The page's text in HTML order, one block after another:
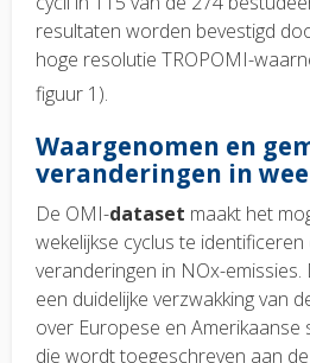
resultaten worden bevestigd
hoge resolutie TROPOMI-
figuur 1).
Waargenomen en
veranderingen in
De OMI-dataset maakt het
wekelijkse cyclus te
veranderingen in NOx-emissies.
een duidelijke verzwakking van
over Europese en Amerikaanse
die wordt toegeschreven aan